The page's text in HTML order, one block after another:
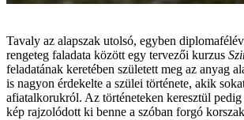
Tavaly az alapszak utolsó, egyben
rengeteg faladata között egy tervezői kurzus
feladatának keretében született meg az anyag
is nagyon érdekelte a szülei története, akik
afiatalkorukról. Az történeteken keresztül
kép rajzolódott ki benne a szóban forgó